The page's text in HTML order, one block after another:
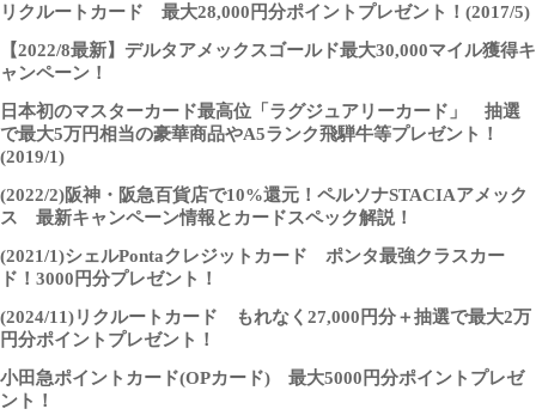
リクルートカード 最大28,000円分ポイントプレゼント！(2017/5)
【2022/8最新】デルタアメックスゴールド最大30,000マイル獲得キ
ャンペーン！
日本初のマスターカード最高位「ラグジュアリーカード」 抽選
で最大5万円相当の豪華商品やA5ランク飛騨牛等プレゼント！
(2019/1)
(2022/2)阪神・阪急百貨店で10%還元！ペルソナSTACIAアメック
ス 最新キャンペーン情報とカードスペック解説！
(2021/1)シェルPontaクレジットカード ポンタ最強クラスカー
ド！3000円分プレゼント！
(2024/11)リクルートカード もれなく27,000円分＋抽選で最大2万
円分ポイントプレゼント！
小田急ポイントカード(OPカード) 最大5000円分ポイントプレゼ
ント！